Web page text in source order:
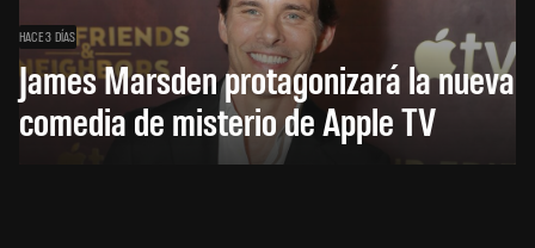
HACE 3 DÍAS
James Marsden protagonizará la nueva
comedia de misterio de Apple TV